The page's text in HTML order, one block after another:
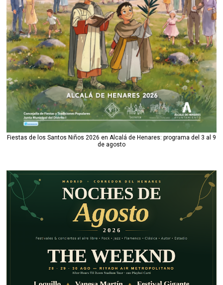
Fiestas de los Santos Niños 2026 en Alcalá de Henares: programa del 3 al 9
de agosto